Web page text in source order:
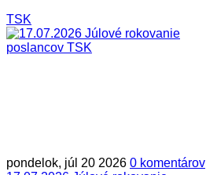
TSK
pondelok, júl 20 2026 0 komentárov